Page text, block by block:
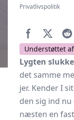
Understøttet
Lygten
det samme
jer. Kender I
den sig ind
næsten en
Privatlivspolitik